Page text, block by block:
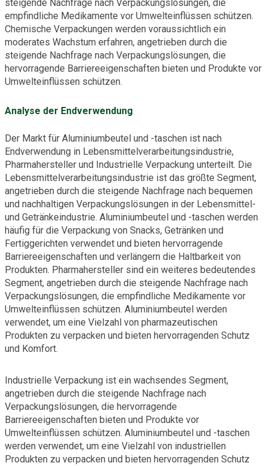
steigende Nachfrage nach Verpackungslösungen, die
empfindliche Medikamente vor Umwelteinflüssen schützen.
Chemische Verpackungen werden voraussichtlich ein
moderates Wachstum erfahren, angetrieben durch die
steigende Nachfrage nach Verpackungslösungen, die
hervorragende Barriereeigenschaften bieten und Produkte vor
Umwelteinflüssen schützen.
Analyse der Endverwendung
Der Markt für Aluminiumbeutel und -taschen ist nach
Endverwendung in Lebensmittelverarbeitungsindustrie,
Pharmahersteller und Industrielle Verpackung unterteilt. Die
Lebensmittelverarbeitungsindustrie ist das größte Segment,
angetrieben durch die steigende Nachfrage nach bequemen
und nachhaltigen Verpackungslösungen in der Lebensmittel-
und Getränkeindustrie. Aluminiumbeutel und -taschen werden
häufig für die Verpackung von Snacks, Getränken und
Fertiggerichten verwendet und bieten hervorragende
Barriereeigenschaften und verlängern die Haltbarkeit von
Produkten. Pharmahersteller sind ein weiteres bedeutendes
Segment, angetrieben durch die steigende Nachfrage nach
Verpackungslösungen, die empfindliche Medikamente vor
Umwelteinflüssen schützen. Aluminiumbeutel werden
verwendet, um eine Vielzahl von pharmazeutischen
Produkten zu verpacken und bieten hervorragenden Schutz
und Komfort.
Industrielle Verpackung ist ein wachsendes Segment,
angetrieben durch die steigende Nachfrage nach
Verpackungslösungen, die hervorragende
Barriereeigenschaften bieten und Produkte vor
Umwelteinflüssen schützen. Aluminiumbeutel und -taschen
werden verwendet, um eine Vielzahl von industriellen
Produkten zu verpacken und bieten hervorragenden Schutz